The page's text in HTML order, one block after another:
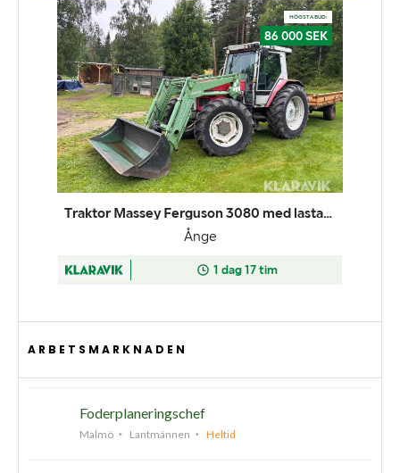
ARBETSMARKNADEN
Foderplaneringschef
Malmö Lantmännen Heltid